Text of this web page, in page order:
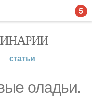
статьи
оладьи.
5